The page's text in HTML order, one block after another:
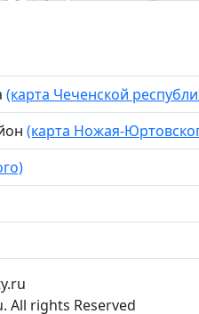
(карта Чеченской
(карта Ножая-
.ru
All rights Reserved